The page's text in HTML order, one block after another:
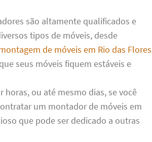
são altamente qualificados e
tipos de móveis, desde
de móveis em Rio das Flores
seus móveis fiquem estáveis e
ou até mesmo dias, se você
um montador de móveis em
que pode ser dedicado a outras